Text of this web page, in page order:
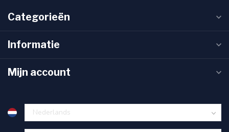
Categorieën
Informatie
Mijn account